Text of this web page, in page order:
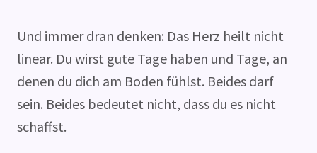
Und immer dran denken: Das Herz heilt nicht
linear. Du wirst gute Tage haben und Tage, an
denen du dich am Boden fühlst. Beides darf
sein. Beides bedeutet nicht, dass du es nicht
schaffst.